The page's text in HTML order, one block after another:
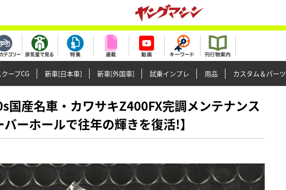
ープCG 新車[日本車] 新車[外国車] 試乗インプレ 用品 カスタム＆パーツ
国産名車・カワサキZ400FX完調メンテナンス
バーホールで往年の輝きを復活!】